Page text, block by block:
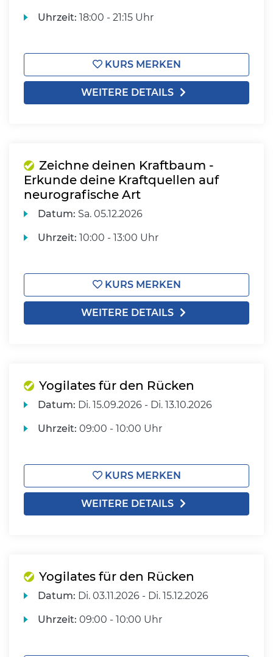
Uhrzeit: 18:00 - 21:15 Uhr
KURS MERKEN
WEITERE DETAILS
Zeichne deinen Kraftbaum -
Erkunde deine Kraftquellen auf
neurografische Art
Datum: Sa. 05.12.2026
Uhrzeit: 10:00 - 13:00 Uhr
KURS MERKEN
WEITERE DETAILS
Yogilates für den Rücken
Datum: Di. 15.09.2026 - Di. 13.10.2026
Uhrzeit: 09:00 - 10:00 Uhr
KURS MERKEN
WEITERE DETAILS
Yogilates für den Rücken
Datum: Di. 03.11.2026 - Di. 15.12.2026
Uhrzeit: 09:00 - 10:00 Uhr